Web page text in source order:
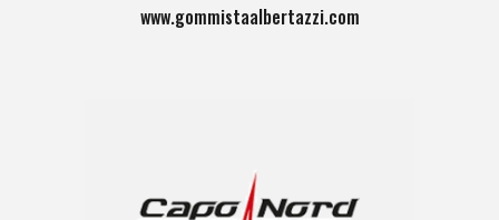
www.gommistaalbertazzi.com